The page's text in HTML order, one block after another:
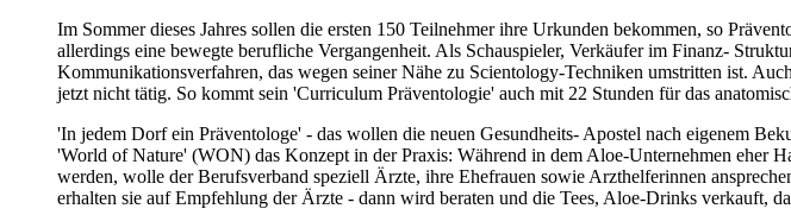
Im Sommer dieses Jahres sollen die ersten 150 Teilnehmer ihre Urkunden bekommen, so
allerdings eine bewegte berufliche Vergangenheit. Als Schauspieler, Verkäufer im Finanz-
Kommunikationsverfahren, das wegen seiner Nähe zu Scientology-Techniken umstritten ist.
jetzt nicht tätig. So kommt sein 'Curriculum Präventologie' auch mit 22 Stunden für das
'In jedem Dorf ein Präventologe' - das wollen die neuen Gesundheits- Apostel nach eigenem
'World of Nature' (WON) das Konzept in der Praxis: Während in dem Aloe-Unternehmen eher
werden, wolle der Berufsverband speziell Ärzte, ihre Ehefrauen sowie Arzthelferinnen
erhalten sie auf Empfehlung der Ärzte - dann wird beraten und die Tees, Aloe-Drinks verkauft,